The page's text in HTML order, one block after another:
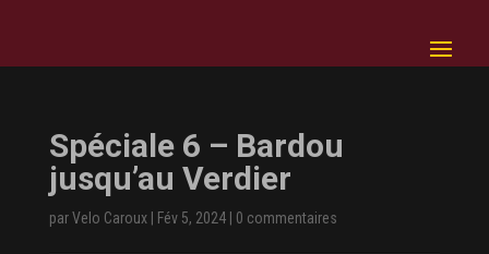
Spéciale 6 – Bardou
jusqu’au Verdier
parVelo Caroux| Fév 5, 2024| 0 commentaires